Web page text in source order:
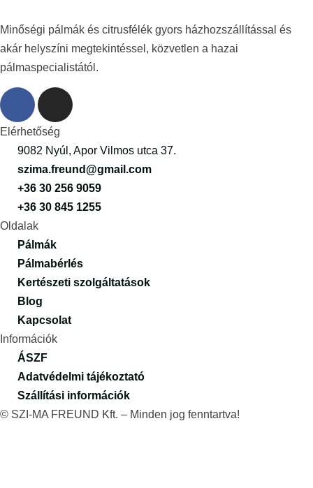
Minőségi pálmák és citrusfélék gyors házhozszállítással és
akár helyszíni megtekintéssel, közvetlen a hazai
pálmaspecialistától.
Elérhetőség
9082 Nyúl, Apor Vilmos utca 37.
szima.freund@gmail.com
+36 30 256 9059
+36 30 845 1255
Oldalak
Pálmák
Pálmabérlés
Kertészeti szolgáltatások
Blog
Kapcsolat
Információk
ÁSZF
Adatvédelmi tájékoztató
Szállítási információk
© SZI-MA FREUND Kft. – Minden jog fenntartva!